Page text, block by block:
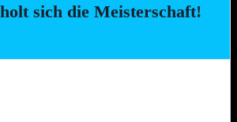
Zuschauer kamen bei den engen Partien
& die 3 Muskeltiere“ –
Jugendspielerinnen und -spielern aller
sich die Meisterschaft!